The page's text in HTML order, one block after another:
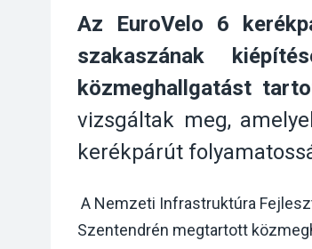
Az EuroVelo 6
szakaszának
közmeghallgatást
vizsgáltak meg,
kerékpárút
A Nemzeti Infrastruktúra
Szentendrén megtartott